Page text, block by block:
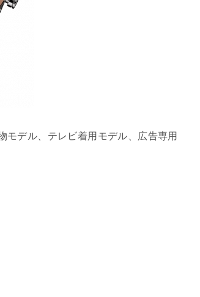
モデル、テレビ着用モデル、広告専用